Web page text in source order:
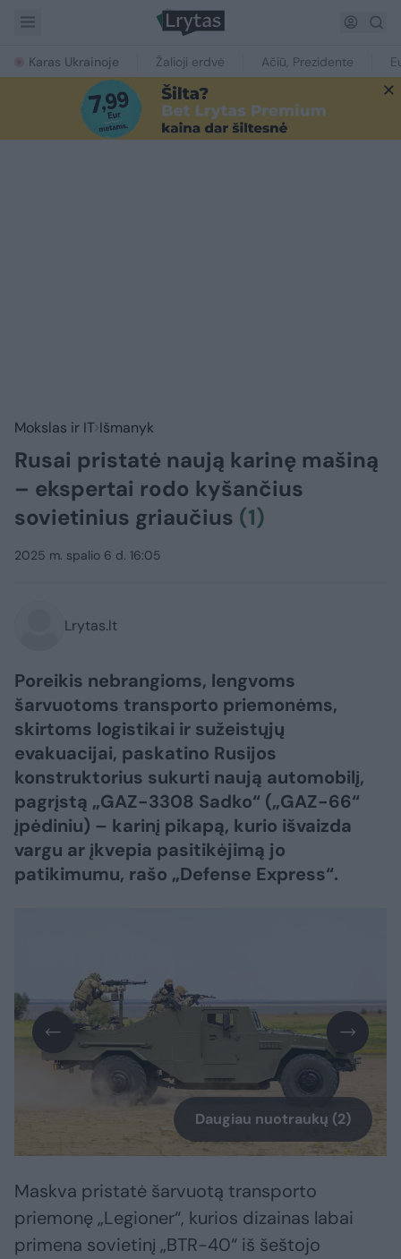
Karas Ukrainoje Žalioji erdvė Ačiū, Prezidente
Mokslas ir IT Išmanyk
Rusai pristatė naują karinę mašiną
– ekspertai rodo kyšančius
sovietinius griaučius (1)
2025 m. spalio 6 d. 16:05
Lrytas.lt
Poreikis nebrangioms, lengvoms
šarvuotoms transporto priemonėms,
skirtoms logistikai ir sužeistųjų
evakuacijai, paskatino Rusijos
konstruktorius sukurti naują automobilį,
pagrįstą „GAZ-3308 Sadko“ („GAZ-66“
įpėdiniu) – karinį pikapą, kurio išvaizda
vargu ar įkvepia pasitikėjimą jo
patikimumu, rašo „Defense Express“.
Daugiau nuotraukų (2)
Maskva pristatė šarvuotą transporto
priemonę „Legioner“, kurios dizainas labai
primena sovietinį „BTR-40“ iš šeštojo